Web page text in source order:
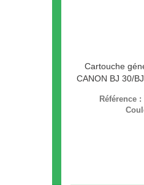
Cartouche
CANON BJ 30/
Référence :